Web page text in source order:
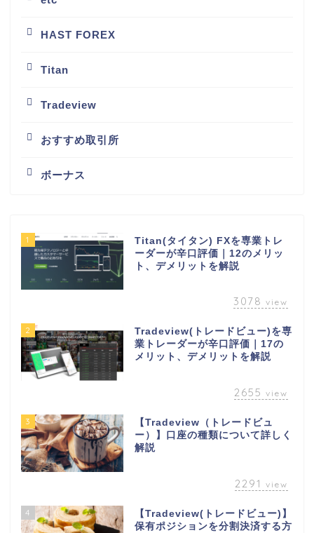
HAST FOREX
Titan
Tradeview
おすすめ取引所
ボーナス
1
Titan(タイタン) FXを専業トレ
ーダーが辛口評価｜12のメリッ
ト、デメリットを解説
3078 view
2
Tradeview(トレードビュー)を専
業トレーダーが辛口評価｜17の
メリット、デメリットを解説
2655 view
3
【Tradeview（トレードビュ
ー）】口座の種類について詳しく
解説
2291 view
4
【Tradeview(トレードビュー)】
保有ポジションを分割決済する方